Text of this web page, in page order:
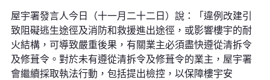
屋宇署發言人今日（十一月二十二日）說：「違例改建引
致阻礙逃生途徑及消防和救援進出途徑，或影響樓宇的耐
火結構，可導致嚴重後果，有關業主必須盡快遵從清拆令
及修葺令。對於未有遵從清拆令及修葺令的業主，屋宇署
會繼續採取執法行動，包括提出檢控，以保障樓宇安